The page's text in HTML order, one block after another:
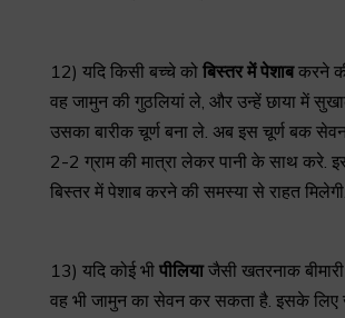
12) यदि किसी बच्चे को बिस्तर में पेशाबकरने
वह जामुन की गुठलियां ले, और उन्हें छाया में
उसका बारीक चूर्ण बना ले. अब इस चूर्ण बक सेवन
2-2 ग्राम की मात्रा लेकर पानी के साथ करे.
बिस्तर में पेशाब करने की समस्या से राहत मिलेगी.
13) यदि कोई भी पीलियाजैसी खतरनाक
वह भी जामुन का सेवन कर सकता है. इसके लिए